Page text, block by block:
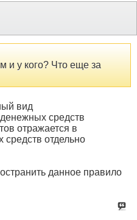
и у кого? Что еще за
вид
средств
отражается в
отдельно
данное правило